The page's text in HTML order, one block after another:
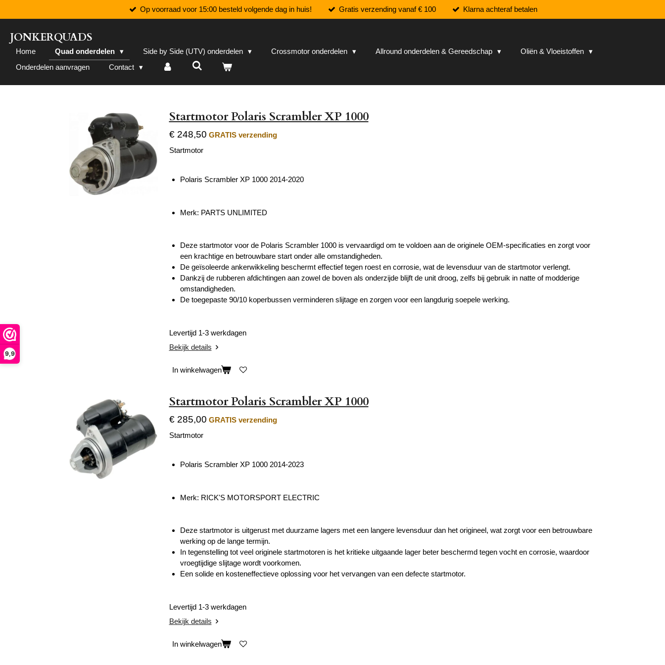
9,9
direct
naar
de
hoofdinhoud
Op voorraad voor 15:00 besteld volgende dag in huis! Gratis verzending vanaf € 100 Klarna achteraf betalen
JONKERQUADS
Home Quad onderdelen Side by Side (UTV) onderdelen Crossmotor onderdelen Allround onderdelen & Gereedschap
Oliën & Vloeistoffen
Onderdelen aanvragen
Contact
Startmotor Polaris Scrambler XP 1000
€ 248,50 GRATIS verzending
Startmotor
Polaris Scrambler XP 1000 2014-2020
Merk: PARTS UNLIMITED
Deze startmotor voor de Polaris Scrambler 1000 is vervaardigd om te voldoen aan de originele OEM-specificaties en zorgt voor
een krachtige en betrouwbare start onder alle omstandigheden.
De geïsoleerde ankerwikkeling beschermt effectief tegen roest en corrosie, wat de levensduur van de startmotor verlengt.
Dankzij de rubberen afdichtingen aan zowel de boven als onderzijde blijft de unit droog, zelfs bij gebruik in natte of modderige
omstandigheden.
De toegepaste 90/10 koperbussen verminderen slijtage en zorgen voor een langdurig soepele werking.
Levertijd 1-3 werkdagen
Bekijk details
In winkelwagen
Startmotor Polaris Scrambler XP 1000
€ 285,00 GRATIS verzending
Startmotor
Polaris Scrambler XP 1000 2014-2023
Merk: RICK'S MOTORSPORT ELECTRIC
Deze startmotor is uitgerust met duurzame lagers met een langere levensduur dan het origineel, wat zorgt voor een betrouwbare
werking op de lange termijn.
In tegenstelling tot veel originele startmotoren is het kritieke uitgaande lager beter beschermd tegen vocht en corrosie, waardoor
vroegtijdige slijtage wordt voorkomen.
Een solide en kosteneffectieve oplossing voor het vervangen van een defecte startmotor.
Levertijd 1-3 werkdagen
Bekijk details
In winkelwagen